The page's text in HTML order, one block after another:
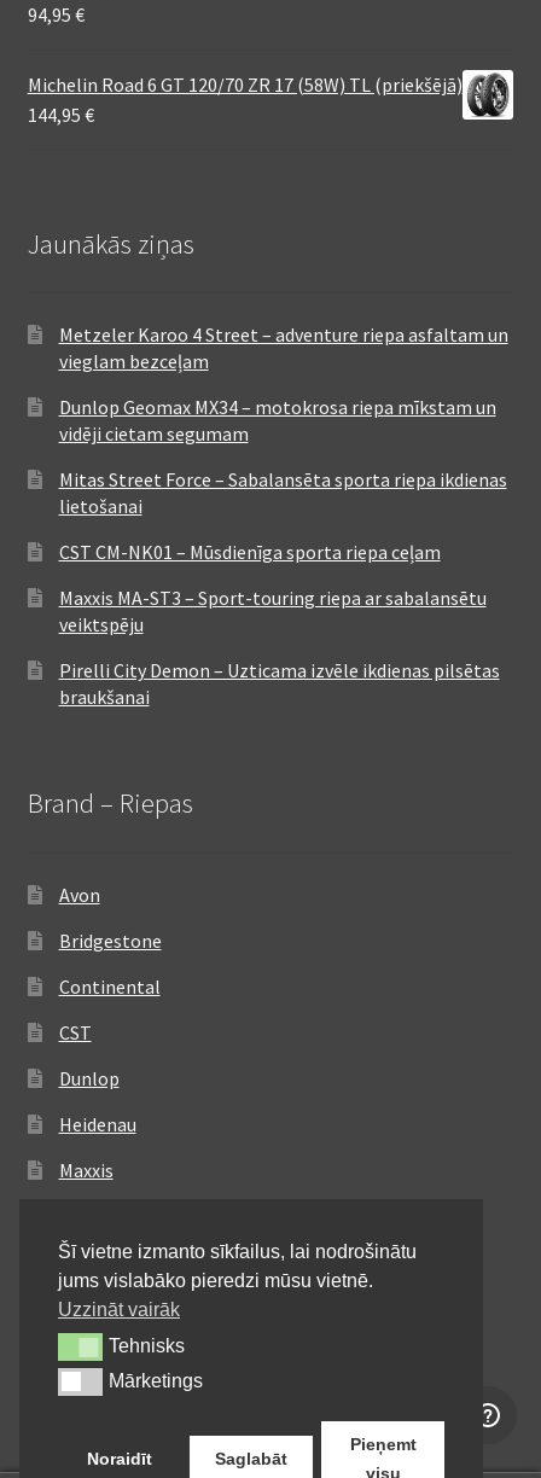
94,95 €
Michelin Road 6 GT 120/70 ZR 17 (58W) TL (priekšējā)
144,95 €
Jaunākās ziņas
Metzeler Karoo 4 Street – adventure riepa asfaltam un
vieglam bezceļam
Dunlop Geomax MX34 – motokrosa riepa mīkstam un
vidēji cietam segumam
Mitas Street Force – Sabalansēta sporta riepa ikdienas
lietošanai
CST CM-NK01 – Mūsdienīga sporta riepa ceļam
Maxxis MA-ST3 – Sport-touring riepa ar sabalansētu
veiktspēju
Pirelli City Demon – Uzticama izvēle ikdienas pilsētas
braukšanai
Brand – Riepas
Avon
Bridgestone
Continental
CST
Dunlop
Heidenau
Maxxis
Michelin
Mitas
Pirelli
Shinko
Šī vietne izmanto sīkfailus, lai nodrošinātu
jums vislabāko pieredzi mūsu vietnē.
Uzzināt vairāk
TehnisksTehnisks
MārketingsMārketings
Noraidīt Saglabāt
Pieņemt
visu